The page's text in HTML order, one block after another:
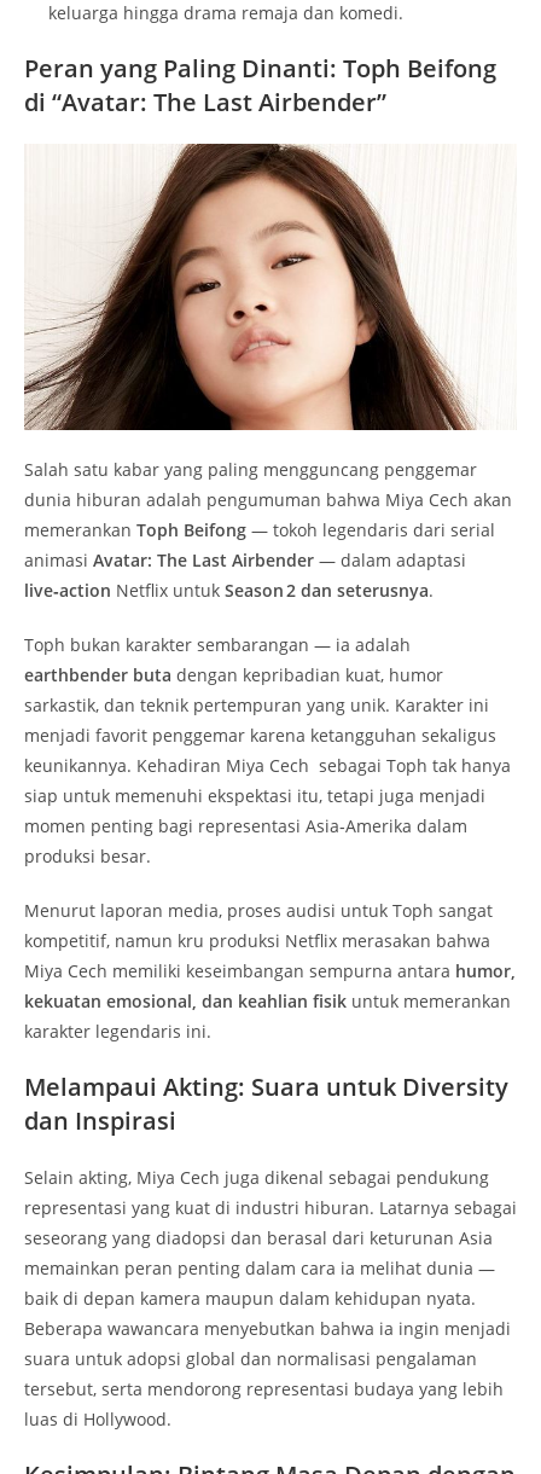
keluarga hingga drama remaja dan komedi.
Peran yang Paling Dinanti: Toph Beifong
di “Avatar: The Last Airbender”
Salah satu kabar yang paling mengguncang penggemar
dunia hiburan adalah pengumuman bahwa Miya Cech akan
memerankan Toph Beifong — tokoh legendaris dari serial
animasi Avatar: The Last Airbender — dalam adaptasi
live‑action Netflix untuk Season 2 dan seterusnya.
Toph bukan karakter sembarangan — ia adalah
earthbender buta dengan kepribadian kuat, humor
sarkastik, dan teknik pertempuran yang unik. Karakter ini
menjadi favorit penggemar karena ketangguhan sekaligus
keunikannya. Kehadiran Miya Cech sebagai Toph tak hanya
siap untuk memenuhi ekspektasi itu, tetapi juga menjadi
momen penting bagi representasi Asia‑Amerika dalam
produksi besar.
Menurut laporan media, proses audisi untuk Toph sangat
kompetitif, namun kru produksi Netflix merasakan bahwa
Miya Cech memiliki keseimbangan sempurna antara humor,
kekuatan emosional, dan keahlian fisik untuk memerankan
karakter legendaris ini.
Melampaui Akting: Suara untuk Diversity
dan Inspirasi
Selain akting, Miya Cech juga dikenal sebagai pendukung
representasi yang kuat di industri hiburan. Latarnya sebagai
seseorang yang diadopsi dan berasal dari keturunan Asia
memainkan peran penting dalam cara ia melihat dunia —
baik di depan kamera maupun dalam kehidupan nyata.
Beberapa wawancara menyebutkan bahwa ia ingin menjadi
suara untuk adopsi global dan normalisasi pengalaman
tersebut, serta mendorong representasi budaya yang lebih
luas di Hollywood.